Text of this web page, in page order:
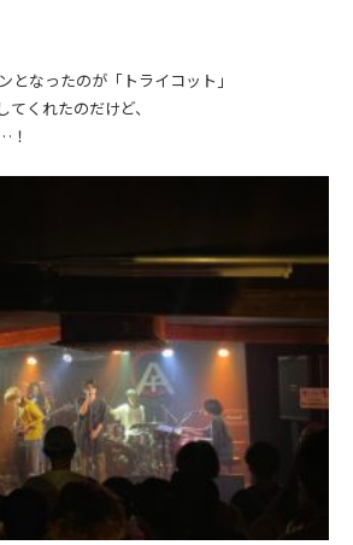
となったのが「トライコット」
くれたのだけど、
！